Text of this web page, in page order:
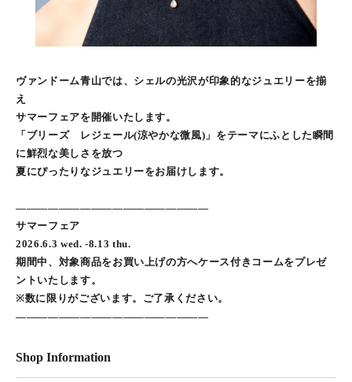
ヴァンドーム青山では、シェルの光沢が印象的なジュエリーを揃
え
サマーフェアを開催いたします。
「ブリーズ レジェール(涼やかな微風)」をテーマにふとした瞬間
に鮮烈な美しさを放つ
夏にぴったりなジュエリーをお届けします。
――――――――――――――――――
サマーフェア
2026.6.3 wed. -8.13 thu.
期間中、対象商品をお買い上げの方へケース付きコームをプレゼ
ントいたします。
※数に限りがございます。ご了承ください。
――――――――――――――――――
Shop Information